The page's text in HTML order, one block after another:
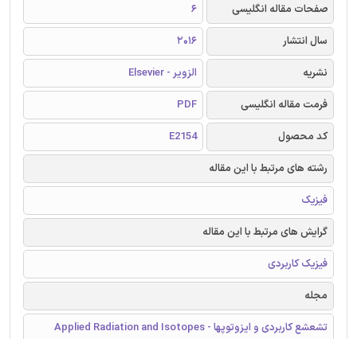
صفحات مقاله انگلیسی
6
سال انتشار
2016
نشریه
الزویر - Elsevier
فرمت مقاله انگلیسی
PDF
کد محصول
E2154
رشته های مرتبط با این مقاله
فیزیک
گرایش های مرتبط با این مقاله
فیزیک کاربردی
مجله
تشعشع کاربردی و ایزوتوپها - Applied Radiation and Isotopes